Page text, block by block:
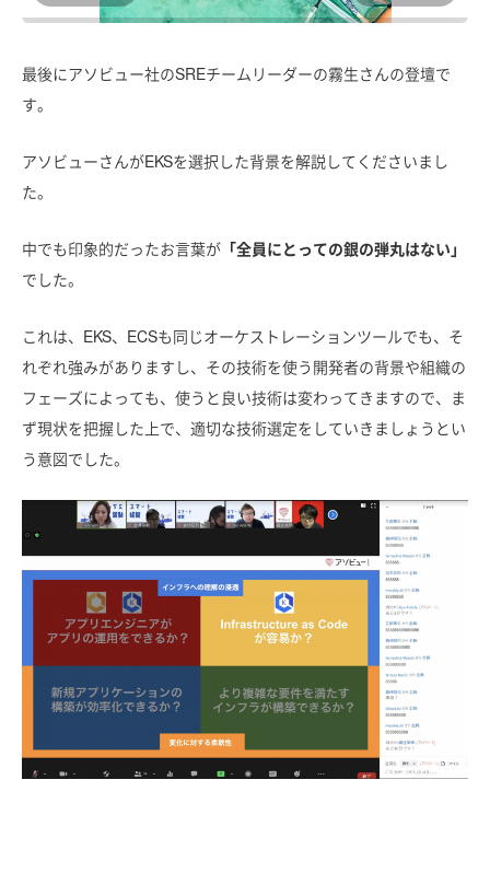
最後にアソビュー社のSREチームリーダーの霧生さんの登壇で
す。
アソビューさんがEKSを選択した背景を解説してくださいまし
た。
中でも印象的だったお言葉が 「全員にとっての銀の弾丸はない」
でした。
これは、EKS、ECSも同じオーケストレーションツールでも、そ
れぞれ強みがありますし、その技術を使う開発者の背景や組織の
フェーズによっても、使うと良い技術は変わってきますので、ま
ず現状を把握した上で、適切な技術選定をしていきましょうとい
う意図でした。